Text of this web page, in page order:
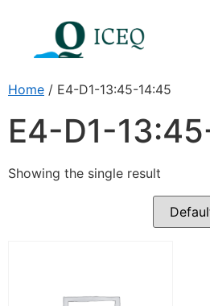
Home / E4-D1-13:45-14:45
E4-D1-
Showing the single result